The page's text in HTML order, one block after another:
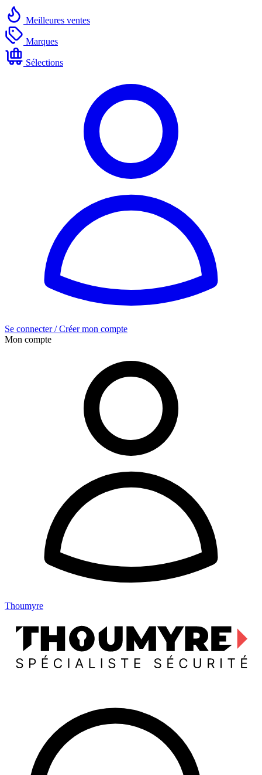
Meilleures ventes
Marques
Sélections
Se connecter / Créer mon compte
Mon compte
Thoumyre